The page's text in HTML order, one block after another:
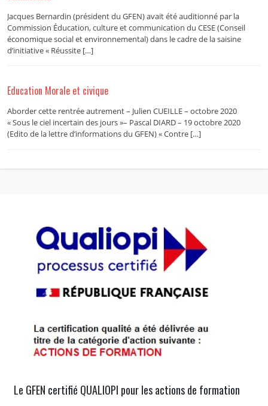
Jacques Bernardin (président du GFEN) avait été auditionné par la
Commission Éducation, culture et communication du CESE (Conseil
économique social et environnemental) dans le cadre de la saisine
d’initiative « Réussite […]
Education Morale et civique
Aborder cette rentrée autrement – Julien CUEILLE – octobre 2020
« Sous le ciel incertain des jours »– Pascal DIARD – 19 octobre 2020
(Edito de la lettre d’informations du GFEN) « Contre […]
Le GFEN certifié QUALIOPI pour les actions de formation